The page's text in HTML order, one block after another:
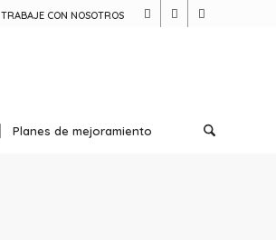
TRABAJE CON NOSOTROS
Planes de mejoramiento